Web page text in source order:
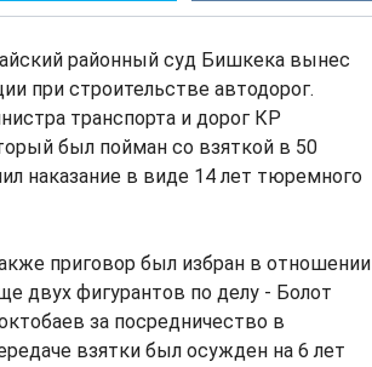
районный суд Бишкека вынес
при строительстве автодорог.
транспорта и дорог КР
был пойман со взяткой в 50
наказание в виде 14 лет тюремного
приговор был избран в отношении
двух фигурантов по делу - Болот
за посредничество в
взятки был осужден на 6 лет